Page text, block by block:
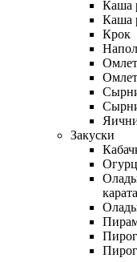
Каша
Каша
Крок
Закуски
карата